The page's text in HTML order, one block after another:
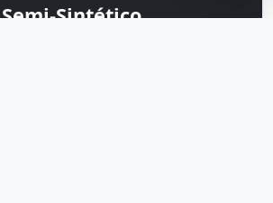
Semi-Sintético